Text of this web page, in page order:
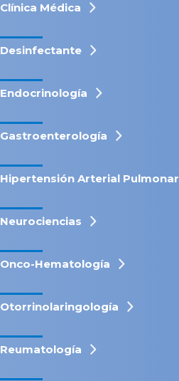
Clínica Médica
Desinfectante
Endocrinología
Gastroenterología
Hipertensión Arterial Pulmonar
Neurociencias
Onco-Hematología
Otorrinolaringología
Reumatología